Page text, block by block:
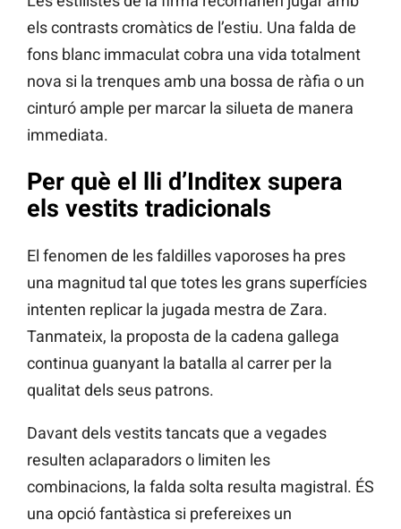
els contrasts cromàtics de l’estiu. Una falda de
fons blanc immaculat cobra una vida totalment
nova si la trenques amb una bossa de ràfia o un
cinturó ample per marcar la silueta de manera
immediata.
Per què el lli d’Inditex supera
els vestits tradicionals
El fenomen de les faldilles vaporoses ha pres
una magnitud tal que totes les grans superfícies
intenten replicar la jugada mestra de Zara.
Tanmateix, la proposta de la cadena gallega
continua guanyant la batalla al carrer per la
qualitat dels seus patrons.
Davant dels vestits tancats que a vegades
resulten aclaparadors o limiten les
combinacions, la falda solta resulta magistral. ÉS
una opció fantàstica si prefereixes un